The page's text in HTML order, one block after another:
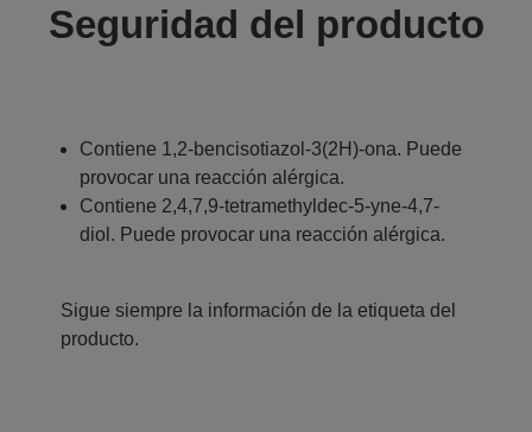
Seguridad del producto
Contiene 1,2-bencisotiazol-3(2H)-ona. Puede
provocar una reacción alérgica.
Contiene 2,4,7,9-tetramethyldec-5-yne-4,7-
diol. Puede provocar una reacción alérgica.
Sigue siempre la información de la etiqueta del
producto.